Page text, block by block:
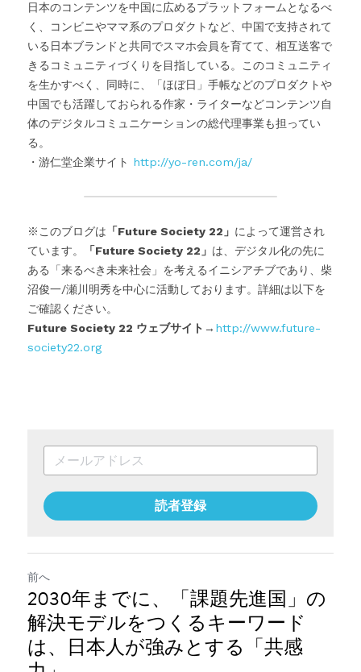
日本のコンテンツを中国に広めるプラットフォームとなるべ
く、コンビニやママ系のプロダクトなど、中国で支持されて
いる日本ブランドと共同でスマホ会員を育てて、相互送客で
きるコミュニティづくりを目指している。このコミュニティ
を生かすべく、同時に、「ほぼ日」手帳などのプロダクトや
中国でも活躍しておられる作家・ライターなどコンテンツ自
体のデジタルコミュニケーションの総代理事業も担ってい
る。
・游仁堂企業サイト http://yo-ren.com/ja/
※このブログは 「Future Society 22」 によって運営され
ています。
「Future Society 22」 は、デジタル化の先に
ある「来るべき未来社会」を考えるイニシアチブであり、柴
沼俊一/瀬川明秀を中心に活動しております。詳細は以下を
ご確認ください。
Future Society 22 ウェブサイト → http://www.future-
society22.org
読者登録
前へ
2030年までに、「課題先進国」の
解決モデルをつくるキーワード
は、日本人が強みとする「共感